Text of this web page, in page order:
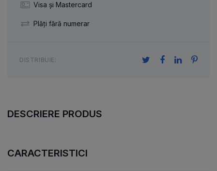
Visa și Mastercard
Plăți fără numerar
DISTRIBUIE:
DESCRIERE PRODUS
CARACTERISTICI